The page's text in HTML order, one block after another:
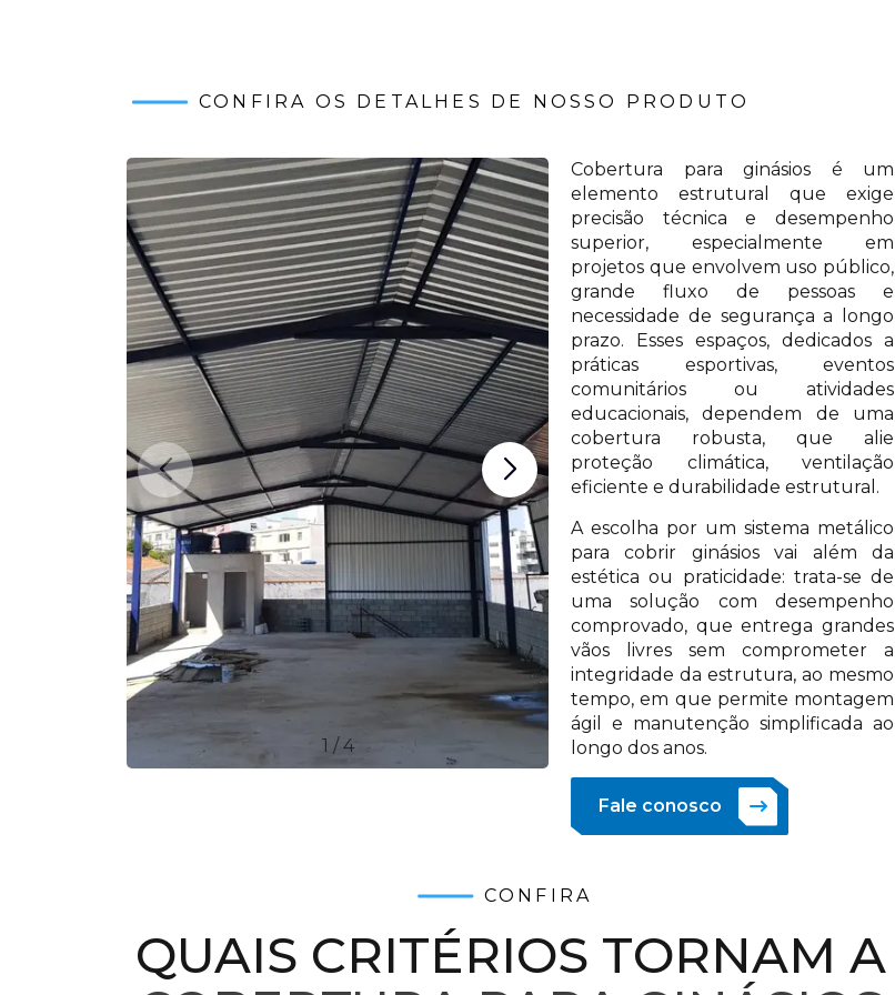
CONFIRA OS DETALHES DE NOSSO PRODUTO
1 /4
Cobertura para ginásios é um
elemento estrutural que exige
precisão técnica e desempenho
superior, especialmente em
projetos que envolvem uso público,
grande fluxo de pessoas e
necessidade de segurança a longo
prazo. Esses espaços, dedicados a
práticas esportivas, eventos
comunitários ou atividades
educacionais, dependem de uma
cobertura robusta, que alie
proteção climática, ventilação
eficiente e durabilidade estrutural.
A escolha por um sistema metálico
para cobrir ginásios vai além da
estética ou praticidade: trata-se de
uma solução com desempenho
comprovado, que entrega grandes
vãos livres sem comprometer a
integridade da estrutura, ao mesmo
tempo, em que permite montagem
ágil e manutenção simplificada ao
longo dos anos.
Fale conosco
CONFIRA
QUAIS CRITÉRIOS TORNAM A